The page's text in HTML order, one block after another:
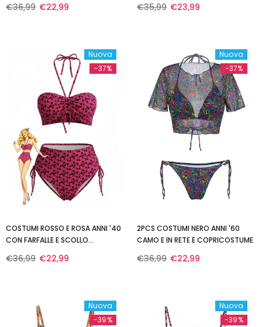
€36,99 €22,99 €35,99 €23,99
Nuova
-37%
COSTUMI ROSSO E ROSA ANNI '40
CON FARFALLE E SCOLLO
€36,99 €22,99
Nuova
-37%
2PCS COSTUMI NERO ANNI '60
CAMO E IN RETE E COPRICOSTUME
€36,99 €22,99
Nuova
-39%
Nuova
-39%